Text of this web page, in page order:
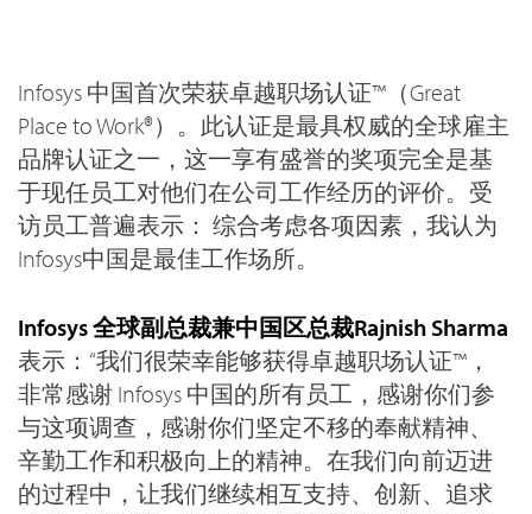
Infosys 中国首次荣获卓越职场认证™（Great
Place to Work®）。此认证是最具权威的全球雇主
品牌认证之一，这一享有盛誉的奖项完全是基
于现任员工对他们在公司工作经历的评价。受
访员工普遍表示： 综合考虑各项因素，我认为
Infosys中国是最佳工作场所。
Infosys 全球副总裁兼中国区总裁Rajnish Sharma
表示：“我们很荣幸能够获得卓越职场认证™，
非常感谢 Infosys 中国的所有员工，感谢你们参
与这项调查，感谢你们坚定不移的奉献精神、
辛勤工作和积极向上的精神。在我们向前迈进
的过程中，让我们继续相互支持、创新、追求